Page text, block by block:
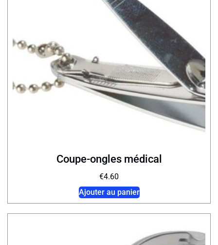
Coupe-ongles médical
€4.60
Ajouter au panier